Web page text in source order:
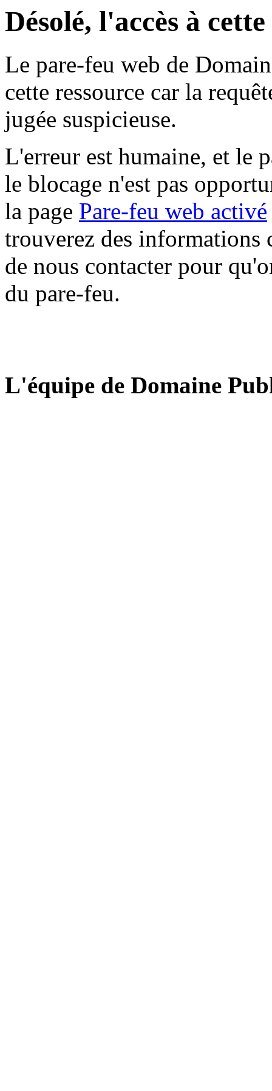
Désolé, l'accès à
Le pare-feu web de
cette ressource car la
jugée suspicieuse.
L'erreur est humaine, et le
le blocage n'est pas
la page Pare-feu web activé
trouverez des informations
de nous contacter pour
du pare-feu.
L'équipe de Domaine